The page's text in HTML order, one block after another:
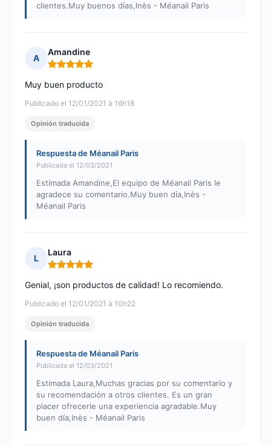
clientes.Muy buenos días,Inès - Méanail Paris
A
Amandine
Nota: 5 de 5
Publicado el 12/01/2021 à 16h18
Muy buen producto
Opinión traducida
Respuesta de Méanail Paris
Publicada el 12/03/2021
Estimada Amandine,El equipo de Méanail Paris le
agradece su comentario.Muy buen día,Inès -
Méanail Paris
L
Laura
Nota: 5 de 5
Publicado el 12/01/2021 à 10h22
Genial, ¡son productos de calidad! Lo recomiendo.
Opinión traducida
Respuesta de Méanail Paris
Publicada el 12/03/2021
Estimada Laura,Muchas gracias por su comentario y
su recomendación a otros clientes. Es un gran
placer ofrecerle una experiencia agradable.Muy
buen día,Inès - Méanail Paris